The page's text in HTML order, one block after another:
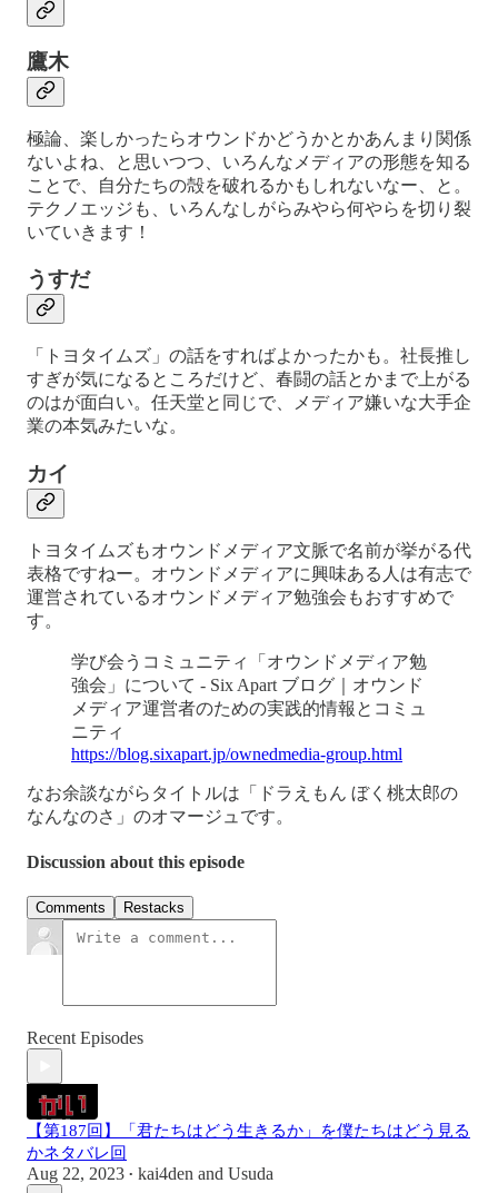
鷹木
極論、楽しかったらオウンドかどうかとかあんまり関係
ないよね、と思いつつ、いろんなメディアの形態を知る
ことで、自分たちの殻を破れるかもしれないなー、と。
テクノエッジも、いろんなしがらみやら何やらを切り裂
いていきます！
うすだ
「トヨタイムズ」の話をすればよかったかも。社長推し
すぎが気になるところだけど、春闘の話とかまで上がる
のはが面白い。任天堂と同じで、メディア嫌いな大手企
業の本気みたいな。
カイ
トヨタイムズもオウンドメディア文脈で名前が挙がる代
表格ですねー。オウンドメディアに興味ある人は有志で
運営されているオウンドメディア勉強会もおすすめで
す。
学び会うコミュニティ「オウンドメディア勉
強会」について - Six Apart ブログ｜オウンド
メディア運営者のための実践的情報とコミュ
ニティ
https://blog.sixapart.jp/ownedmedia-group.html
なお余談ながらタイトルは「ドラえもん ぼく桃太郎の
なんなのさ」のオマージュです。
Discussion about this episode
Comments Restacks
Recent Episodes
【第187回】「君たちはどう生きるか」を僕たちはどう見る
かネタバレ回
Aug 22, 2023 • kai4den and Usuda